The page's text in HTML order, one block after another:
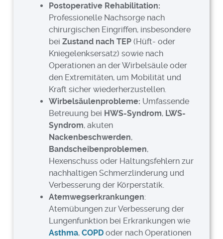
Postoperative Rehabilitation:
Professionelle Nachsorge nach
chirurgischen Eingriffen, insbesondere
beiZustand nach TEP (Hüft- oder
Kniegelenksersatz) sowie nach
Operationen an der Wirbelsäule oder
den Extremitäten, um Mobilität und
Kraft sicher wiederherzustellen.
Wirbelsäulenprobleme: Umfassende
Betreuung bei HWS-Syndrom, LWS-
Syndrom, akuten
Nackenbeschwerden,
Bandscheibenproblemen,
Hexenschuss oder Haltungsfehlern zur
nachhaltigen Schmerzlinderung und
Verbesserung der Körperstatik.
Atemwegserkrankungen:
Atemübungen zur Verbesserung der
Lungenfunktion bei Erkrankungen wie
Asthma,COPD oder nach Operationen